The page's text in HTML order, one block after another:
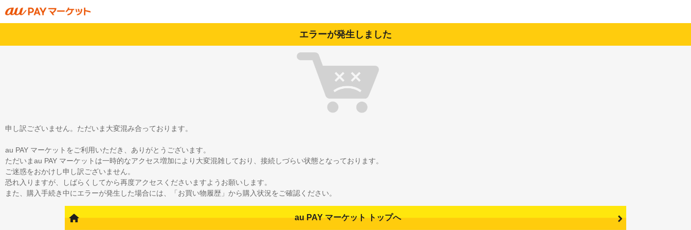
エラーが発生しました
申し訳ございません。ただいま大変混み合っております。
au PAY マーケットをご利用いただき、ありがとうございます。
ただいまau PAY マーケットは一時的なアクセス増加により大変混雑しており、接続しづらい状態となっております。
ご迷惑をおかけし申し訳ございません。
恐れ入りますが、しばらくしてから再度アクセスくださいますようお願いします。
また、購入手続き中にエラーが発生した場合には、「お買い物履歴」から購入状況をご確認ください。
au PAY マーケット トップへ